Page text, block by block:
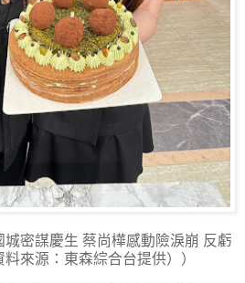
城密謀慶生 蔡尚樺感動險淚崩 反虧
來源：東森綜合台提供））